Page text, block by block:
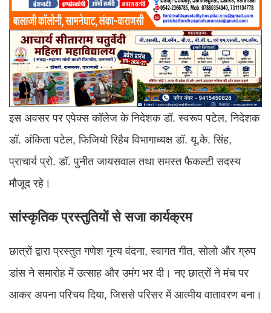
इस अवसर पर एपेक्स कॉलेज के निदेशक डॉ. स्वरूप पटेल, निदेशक
डॉ. अंकिता पटेल, फिजियो रिहैब विभागाध्यक्ष डॉ. यू.के. सिंह,
प्राचार्य प्रो. डॉ. पुनीत जायसवाल तथा समस्त फैकल्टी सदस्य
मौजूद रहे।
सांस्कृतिक प्रस्तुतियों से सजा कार्यक्रम
छात्रों द्वारा प्रस्तुत गणेश नृत्य वंदना, स्वागत गीत, सोलो और ग्रुप
डांस ने समारोह में उत्साह और उमंग भर दी। नए छात्रों ने मंच पर
आकर अपना परिचय दिया, जिससे परिसर में आत्मीय वातावरण बना।